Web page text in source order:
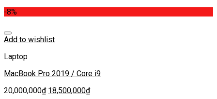
-8%
Add to wishlist
Laptop
MacBook Pro 2019 / Core i9
20,000,000₫ 18,500,000₫